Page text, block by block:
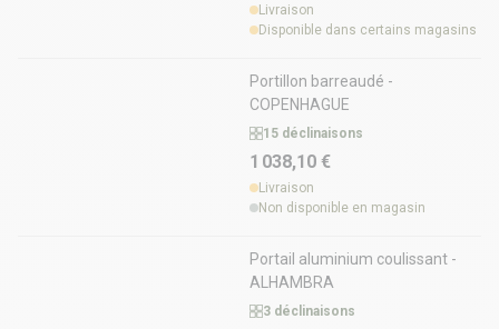
Livraison
Disponible dans certains magasins
Portillon barreaudé -
COPENHAGUE
15 déclinaisons
1 038,10 €
Livraison
Non disponible en magasin
Portail aluminium coulissant -
ALHAMBRA
3 déclinaisons